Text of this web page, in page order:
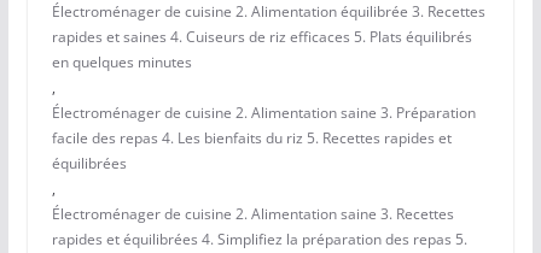
Électroménager de cuisine 2. Alimentation équilibrée 3. Recettes
rapides et saines 4. Cuiseurs de riz efficaces 5. Plats équilibrés
en quelques minutes
,
Électroménager de cuisine 2. Alimentation saine 3. Préparation
facile des repas 4. Les bienfaits du riz 5. Recettes rapides et
équilibrées
,
Électroménager de cuisine 2. Alimentation saine 3. Recettes
rapides et équilibrées 4. Simplifiez la préparation des repas 5.